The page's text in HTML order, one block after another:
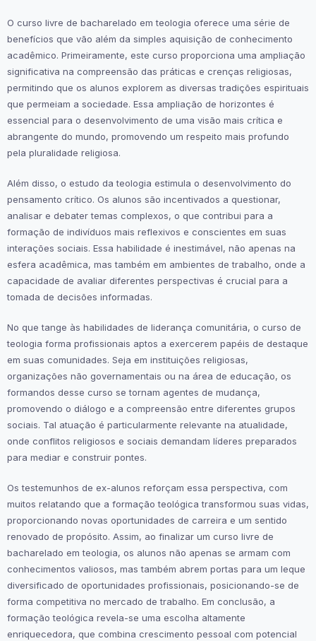
O curso livre de bacharelado em teologia oferece uma série de
benefícios que vão além da simples aquisição de conhecimento
acadêmico. Primeiramente, este curso proporciona uma ampliação
significativa na compreensão das práticas e crenças religiosas,
permitindo que os alunos explorem as diversas tradições espirituais
que permeiam a sociedade. Essa ampliação de horizontes é
essencial para o desenvolvimento de uma visão mais crítica e
abrangente do mundo, promovendo um respeito mais profundo
pela pluralidade religiosa.
Além disso, o estudo da teologia estimula o desenvolvimento do
pensamento crítico. Os alunos são incentivados a questionar,
analisar e debater temas complexos, o que contribui para a
formação de indivíduos mais reflexivos e conscientes em suas
interações sociais. Essa habilidade é inestimável, não apenas na
esfera acadêmica, mas também em ambientes de trabalho, onde a
capacidade de avaliar diferentes perspectivas é crucial para a
tomada de decisões informadas.
No que tange às habilidades de liderança comunitária, o curso de
teologia forma profissionais aptos a exercerem papéis de destaque
em suas comunidades. Seja em instituições religiosas,
organizações não governamentais ou na área de educação, os
formandos desse curso se tornam agentes de mudança,
promovendo o diálogo e a compreensão entre diferentes grupos
sociais. Tal atuação é particularmente relevante na atualidade,
onde conflitos religiosos e sociais demandam líderes preparados
para mediar e construir pontes.
Os testemunhos de ex-alunos reforçam essa perspectiva, com
muitos relatando que a formação teológica transformou suas vidas,
proporcionando novas oportunidades de carreira e um sentido
renovado de propósito. Assim, ao finalizar um curso livre de
bacharelado em teologia, os alunos não apenas se armam com
conhecimentos valiosos, mas também abrem portas para um leque
diversificado de oportunidades profissionais, posicionando-se de
forma competitiva no mercado de trabalho. Em conclusão, a
formação teológica revela-se uma escolha altamente
enriquecedora, que combina crescimento pessoal com potencial